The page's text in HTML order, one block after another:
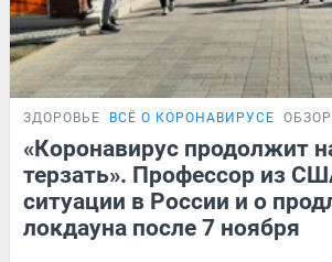
ЗДОРОВЬЕ ВСЁ О КОРОНАВИРУСЕ ОБЗОР
«Коронавирус продолжит
терзать». Профессор из
ситуации в России и о
локдауна после 7 ноября